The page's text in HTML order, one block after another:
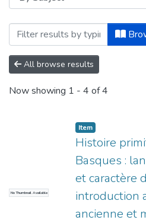
Browsing Fondo
All browse results
Now showing 1 - 4 of 4
No Thumbnail Available
Item
Histoire
Basques :
et caractère
introduction
ancienne et